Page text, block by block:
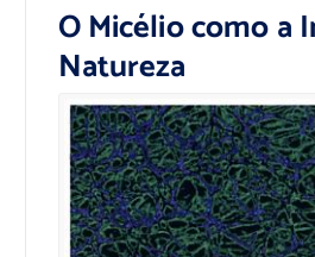
O Micélio como a
Natureza